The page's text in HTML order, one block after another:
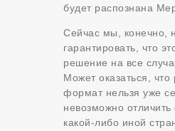
будет распознана
Сейчас мы, конечно,
гарантировать, что
решение на все
Может оказаться, что
формат нельзя уже
невозможно
какой-либо иной